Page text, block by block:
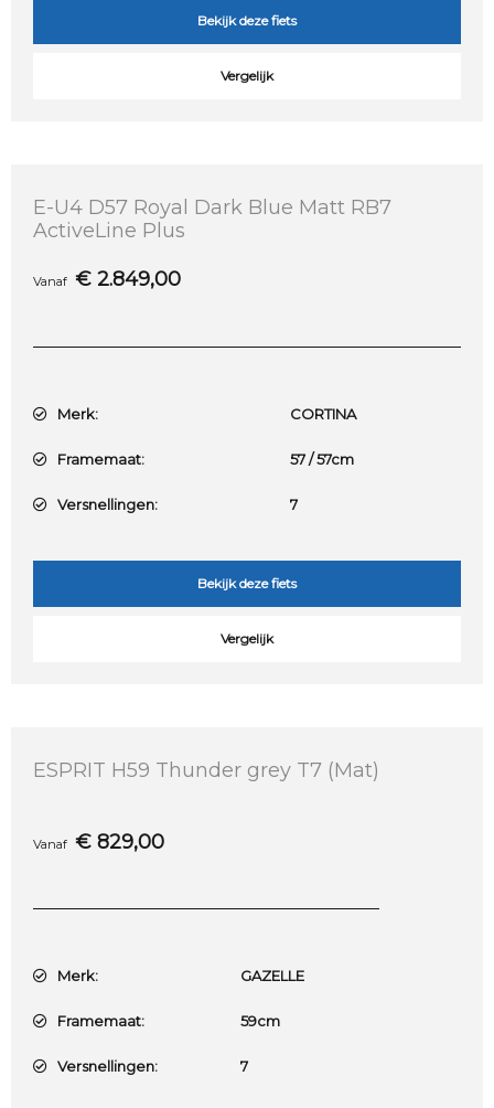
Bekijk deze fiets
Vergelijk
E-U4 D57 Royal Dark Blue Matt RB7
ActiveLine Plus
Vanaf € 2.849,00
Merk: CORTINA
Framemaat: 57 / 57cm
Versnellingen: 7
Bekijk deze fiets
Vergelijk
ESPRIT H59 Thunder grey T7 (Mat)
Vanaf € 829,00
Merk: GAZELLE
Framemaat: 59cm
Versnellingen: 7